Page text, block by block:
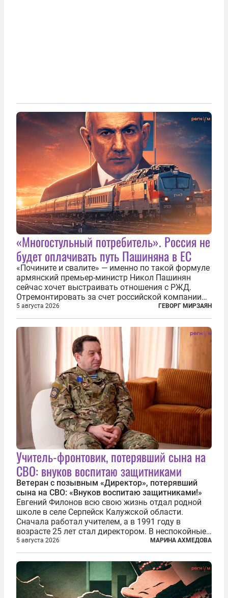
«Многостульный потребитель». Россия не
будет оплачивать путь Пашиняна в ЕС
«Почините и свалите» — именно по такой формуле
армянский премьер-министр Никол Пашинян
сейчас хочет выстраивать отношения с РЖД.
Отремонтировать за счет российской компании
железнодорожную инфраструктуру в районе
прохождения TRIPP (коридора, который должен
связать Азербайджан и Турцию через...
5 августа 2026 ГЕВОРГ МИРЗАЯН
Учитель-фронтовик, потерявший сына на
СВО: внуков воспитаю защитниками
Ветеран с позывным «Директор», потерявший
сына на СВО: «Внуков воспитаю защитниками!»
Евгений Филонов всю свою жизнь отдал родной
школе в селе Серпейск Калужской области.
Сначала работал учителем, а в 1991 году в
возрасте 25 лет стал директором. В неспокойные
90-е он сумел спасти школу от закрытия и со
временем сделал ее лучшей в районе. В 2023 году
в возрасте 57 лет вслед за сыном...
5 августа 2026 МАРИНА АХМЕДОВА